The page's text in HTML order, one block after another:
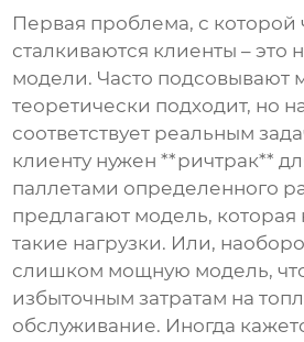
Первая проблема, с которой
сталкиваются клиенты – это
модели. Часто подсовывают
теоретически подходит, но
соответствует реальным
клиенту нужен **ричтрак**
паллетами определенного
предлагают модель, которая
такие нагрузки. Или,
слишком мощную модель,
избыточным затратам на
обслуживание. Иногда